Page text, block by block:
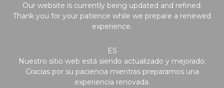
Our website is currently being updated and refined.
Thank you for your patience while we prepare a renewed
experience.
ES
Nuestro sitio web está siendo actualizado y mejorado.
Gracias por su paciencia mientras preparamos una
experiencia renovada.